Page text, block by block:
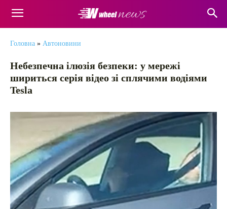
Головна » Автоновини
Небезпечна ілюзія безпеки: у мережі
шириться серія відео зі сплячими водіями
Tesla